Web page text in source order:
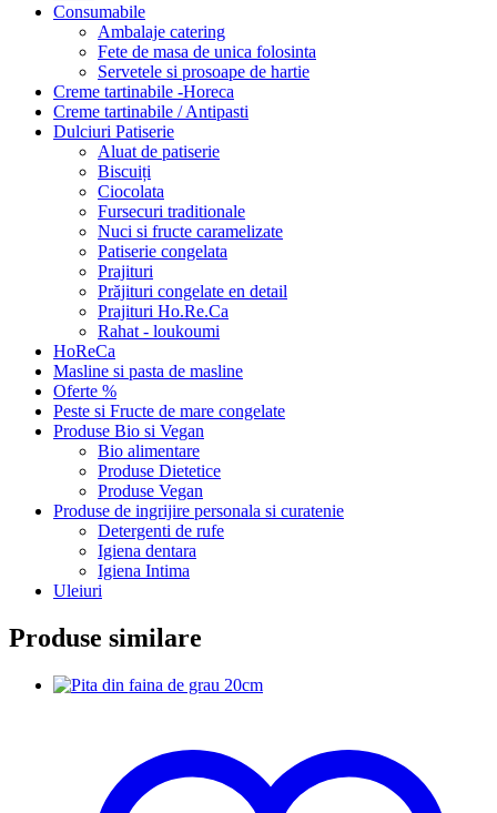
Consumabile
Ambalaje catering
Fete de masa de unica folosinta
Servetele si prosoape de hartie
Creme tartinabile -Horeca
Creme tartinabile / Antipasti
Dulciuri Patiserie
Aluat de patiserie
Biscuiți
Ciocolata
Fursecuri traditionale
Nuci si fructe caramelizate
Patiserie congelata
Prajituri
Prăjituri congelate en detail
Prajituri Ho.Re.Ca
Rahat - loukoumi
HoReCa
Masline si pasta de masline
Oferte %
Peste si Fructe de mare congelate
Produse Bio si Vegan
Bio alimentare
Produse Dietetice
Produse Vegan
Produse de ingrijire personala si curatenie
Detergenti de rufe
Igiena dentara
Igiena Intima
Uleiuri
Produse similare